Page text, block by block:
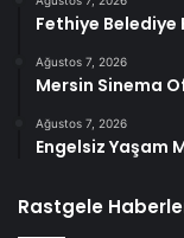
Fethiye Belediye
Ağustos 7, 2026
Mersin Sinema
Ağustos 7, 2026
Engelsiz Yaşam
Rastgele